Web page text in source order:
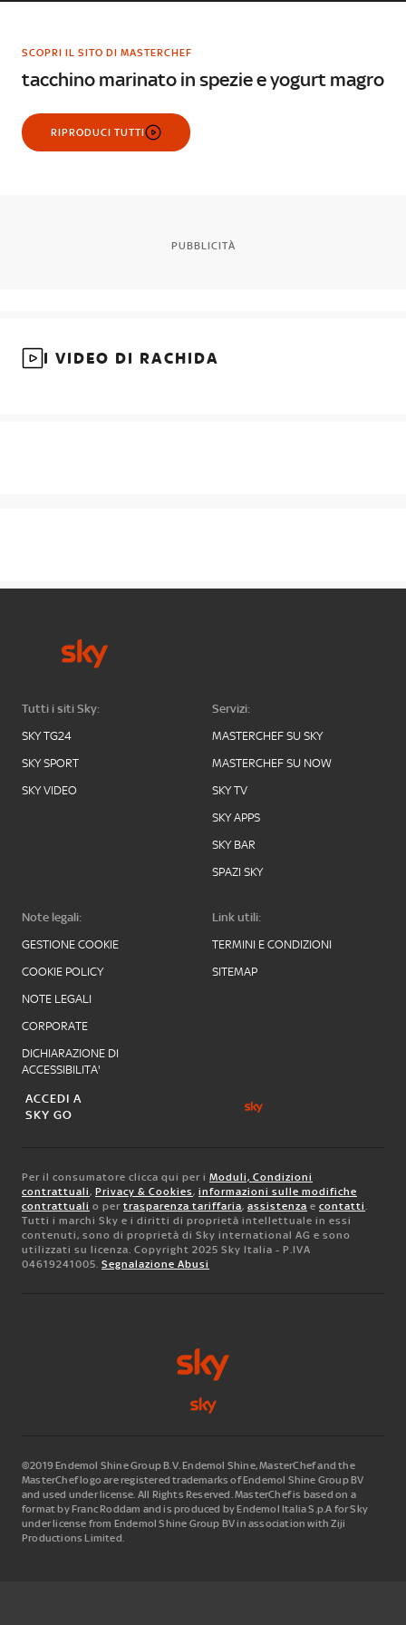
SCOPRI IL SITO DI MASTERCHEF
tacchino marinato in spezie e yogurt magro
RIPRODUCI TUTTI
PUBBLICITÀ
I VIDEO DI RACHIDA
Tutti i siti Sky:
SKY TG24
SKY SPORT
SKY VIDEO
Servizi:
MASTERCHEF SU SKY
MASTERCHEF SU NOW
SKY TV
SKY APPS
SKY BAR
SPAZI SKY
Note legali:
GESTIONE COOKIE
COOKIE POLICY
NOTE LEGALI
CORPORATE
DICHIARAZIONE DI
ACCESSIBILITA'
Link utili:
TERMINI E CONDIZIONI
SITEMAP
ACCEDI A
SKY GO
Per il consumatore clicca qui per i Moduli, Condizioni
contrattuali, Privacy & Cookies, informazioni sulle modifiche
contrattuali o per trasparenza tariffaria, assistenza e contatti.
Tutti i marchi Sky e i diritti di proprietà intellettuale in essi
contenuti, sono di proprietà di Sky international AG e sono
utilizzati su licenza. Copyright 2025 Sky Italia - P.IVA
04619241005. Segnalazione Abusi
©2019 Endemol Shine Group B.V. Endemol Shine, MasterChef and the
MasterChef logo are registered trademarks of Endemol Shine Group BV
and used under license. All Rights Reserved. MasterChef is based on a
format by Franc Roddam and is produced by Endemol Italia S.p.A for Sky
under license from Endemol Shine Group BV in association with Ziji
Productions Limited.